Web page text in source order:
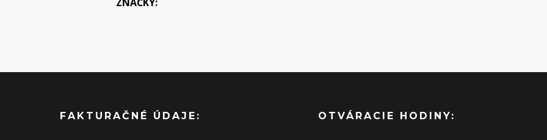
FAKTURAČNÉ ÚDAJE: OTVÁRACIE HODINY: